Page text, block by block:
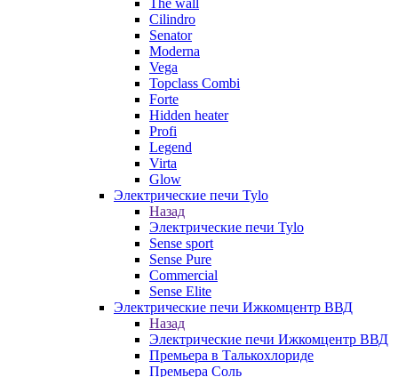
The wall
Cilindro
Senator
Moderna
Vega
Topclass Combi
Forte
Hidden heater
Profi
Legend
Virta
Glow
Электрические печи Tylo
Назад
Электрические печи Tylo
Sense sport
Sense Pure
Commercial
Sense Elite
Электрические печи Ижкомцентр ВВД
Назад
Электрические печи Ижкомцентр ВВД
Премьера в Талькохлориде
Премьера Cоль